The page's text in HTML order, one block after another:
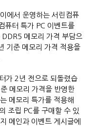
에서 운영하는 서린컴퓨
터 특가 PC 이벤트를
메모리 가격 부담으
기준 메모리 가격 적용을
.
가 2년 전으로 되돌렸습
메모리 가격을 반영한
메모리 특가를 적용해
조립 PC를 구매할 수 있
메인과 이벤트 게시글에